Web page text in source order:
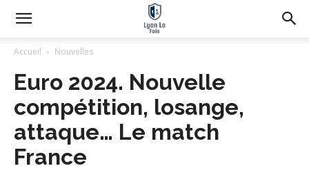
Accueil Nouvelles
Euro 2024. Nouvelle
compétition, losange,
attaque… Le match
France